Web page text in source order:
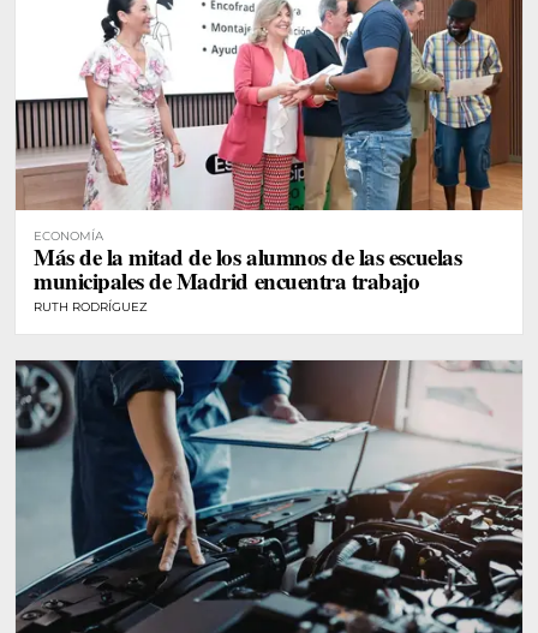
ECONOMÍA
Más de la mitad de los alumnos de las escuelas
municipales de Madrid encuentra trabajo
RUTH RODRÍGUEZ